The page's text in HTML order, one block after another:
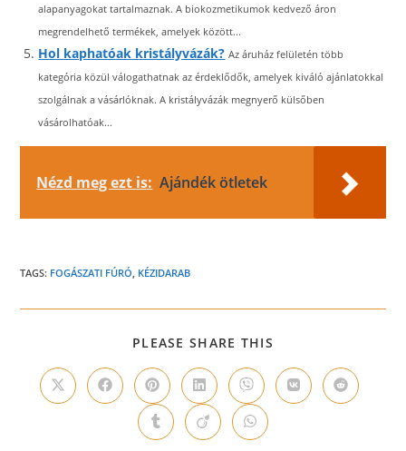
alapanyagokat tartalmaznak. A biokozmetikumok kedvező áron
megrendelhető termékek, amelyek között...
Hol kaphatóak kristályvázák? Az áruház felületén több
kategória közül válogathatnak az érdeklődők, amelyek kiváló ajánlatokkal
szolgálnak a vásárlóknak. A kristályvázák megnyerő külsőben
vásárolhatóak...
Nézd meg ezt is: Ajándék ötletek
TAGS: FOGÁSZATI FÚRÓ, KÉZIDARAB
PLEASE SHARE THIS
CONTENT
Opens
in
Opens
in
window
Opens
in
a
new
window
Opens
in
a
new
window
Opens
in
a
new
window
Opens
in
Opens
in
Opens
in
Opens
in
Opens
in